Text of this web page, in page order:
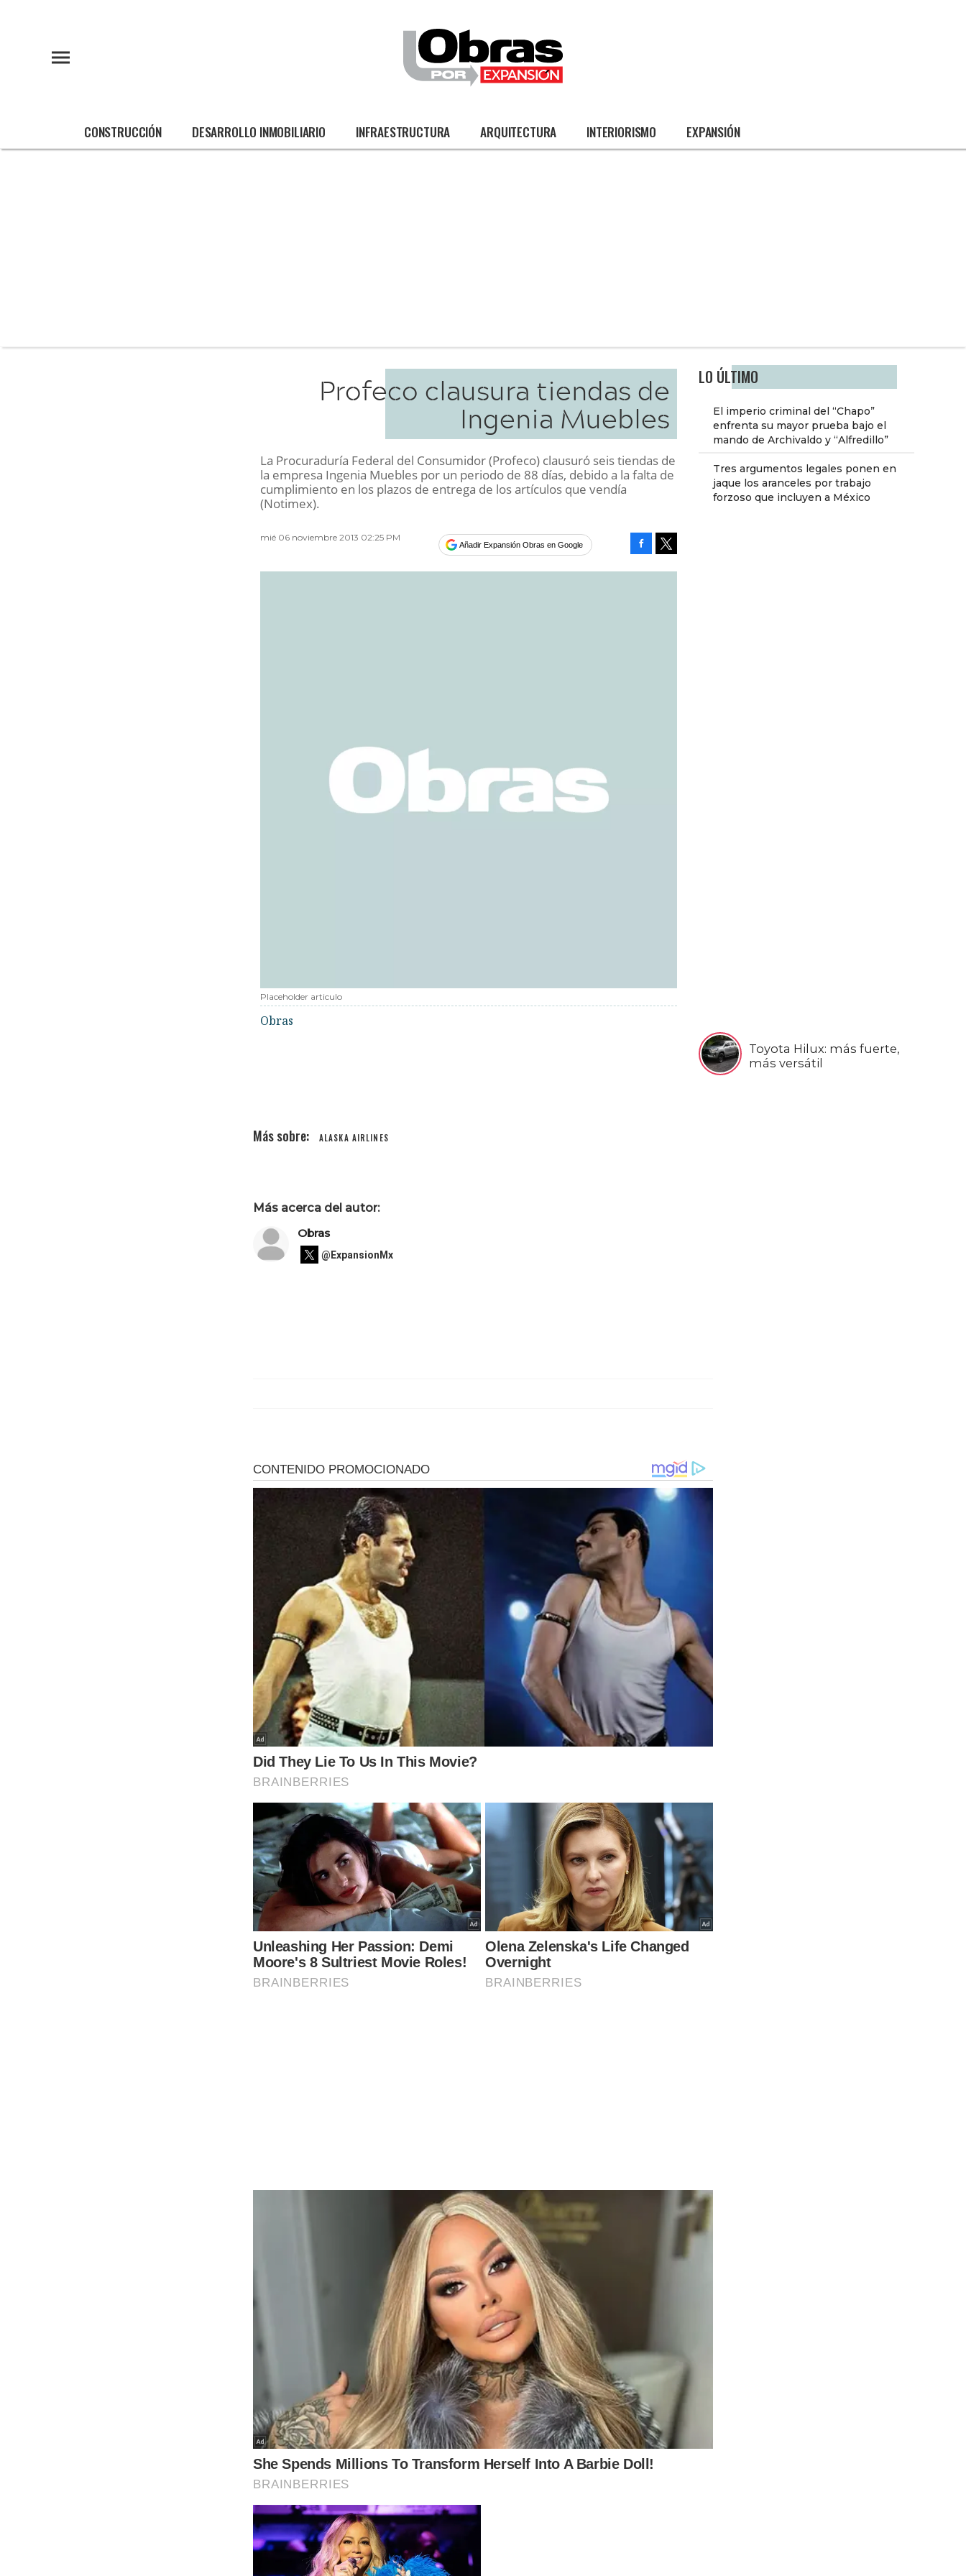
CONSTRUCCIÓN DESARROLLO INMOBILIARIO INFRAESTRUCTURA ARQUITECTURA INTERIORISMO EXPANSIÓN
LO ÚLTIMO
El imperio criminal del “Chapo”
enfrenta su mayor prueba bajo el
mando de Archivaldo y “Alfredillo”
Tres argumentos legales ponen en
jaque los aranceles por trabajo
forzoso que incluyen a México
Toyota Hilux: más fuerte,
más versátil
Profeco clausura tiendas de
Ingenia Muebles
La Procuraduría Federal del Consumidor (Profeco) clausuró seis tiendas de
la empresa Ingenia Muebles por un periodo de 88 días, debido a la falta de
cumplimiento en los plazos de entrega de los artículos que vendía
(Notimex).
mié 06 noviembre 2013 02:25 PM
Añadir Expansión Obras en Google
Placeholder articulo
Obras
ALASKA AIRLINES
Más acerca del autor:
Obras
@ExpansionMx